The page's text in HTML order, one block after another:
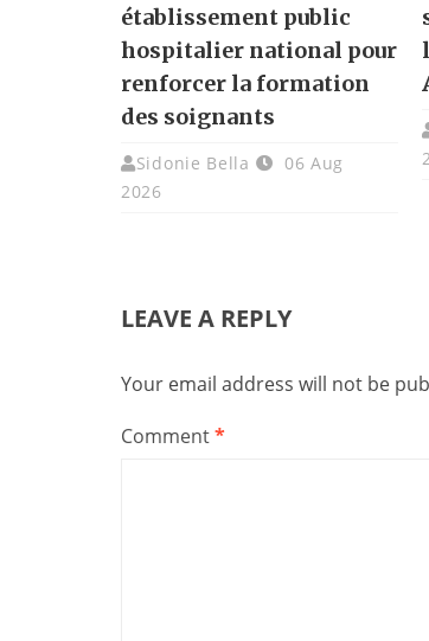
établissement public
hospitalier national pour
renforcer la formation
des soignants
Sidonie Bella
06 Aug
2026
LEAVE A REPLY
Your email address will not be
Comment*